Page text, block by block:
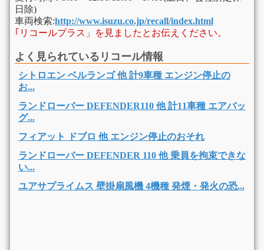
日除)
車両検索:http://www.isuzu.co.jp/recall/index.html
｢リコールプラス」を見ましたとお伝えください。
よく見られているリコール情報
シトロエン ベルランゴ 他 計9車種 エンジン停止の
お...
ランドローバー DEFENDER110 他 計11車種 エアバッ
グ...
フィアット ドブロ 他 エンジン停止のおそれ
ランドローバー DEFENDER 110 他 乗員を拘束できな
い...
ユアサプライムス 壁掛扇風機 4機種 発煙・発火の恐...